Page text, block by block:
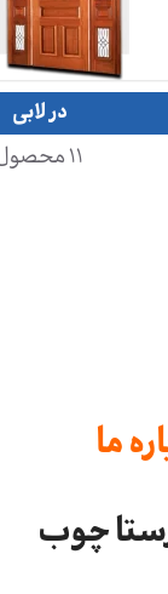
در لابی
11 محصول
ما
چوب